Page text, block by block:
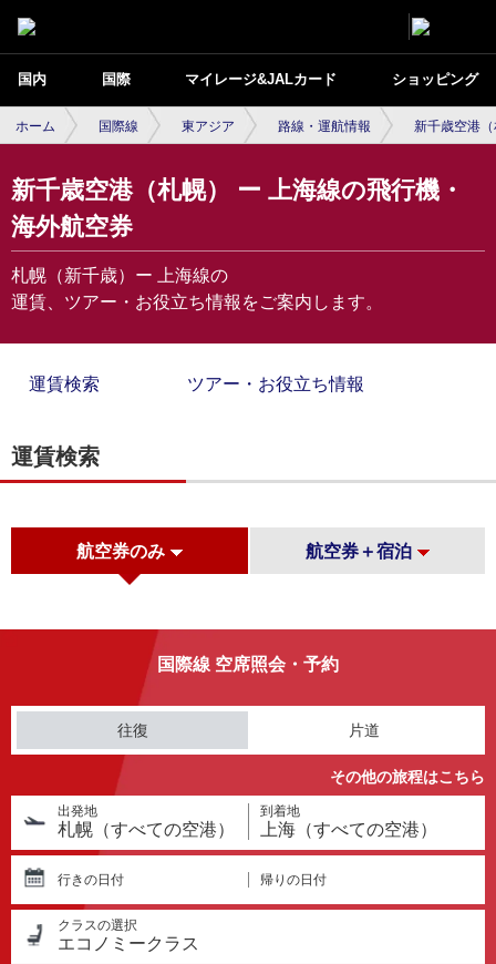
国内 国際 マイレージ&JALカード ショッピング
ホーム 国際線 東アジア 路線・運航情報 新千歳空港
新千歳空港（札幌） ー 上海線の飛行機・
海外航空券
札幌（新千歳）ー 上海線の
運賃、ツアー・お役立ち情報をご案内します。
運賃検索 ツアー・お役立ち情報
運賃検索
航空券のみ 航空券＋宿泊
国際線 空席照会・予約
往復 片道
その他の旅程はこちら
出発地
札幌（すべての空港）
到着地
上海（すべての空港）
行きの日付 帰りの日付
クラスの選択
エコノミークラス